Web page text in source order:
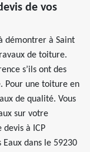
de vos
démontrer à Saint
de toiture.
s’ils ont des
Pour une toiture en
de qualité. Vous
sur votre
à ICP
dans le 59230